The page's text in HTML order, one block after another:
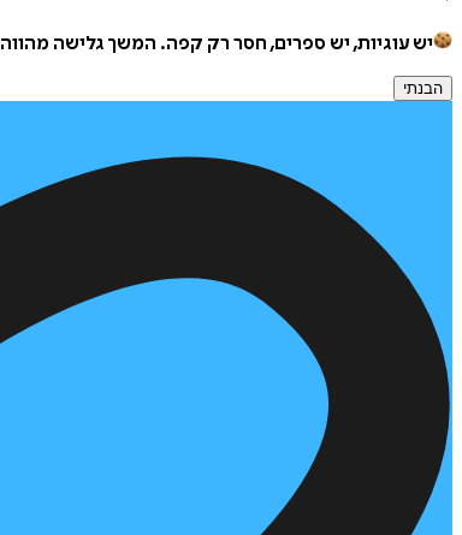
יש עוגיות, יש ספרים, חסר רק קפה. המשך גלישה מהווה
הבנתי